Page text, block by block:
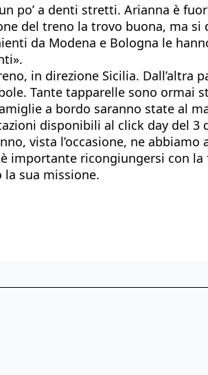
po’ a denti stretti. Arianna è
del treno la trovo buona, ma
da Modena e Bologna le
in direzione Sicilia. Dall’altra
Tante tapparelle sono ormai
a bordo saranno state al
disponibili al click day del 3
vista l’occasione, ne
importante ricongiungersi con
sua missione.